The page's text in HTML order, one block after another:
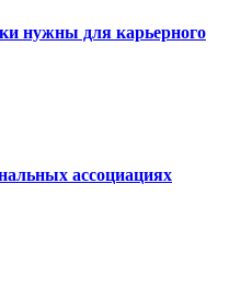
нужны для карьерного
ассоциациях